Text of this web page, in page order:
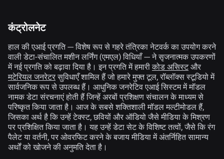
कंट्रोलनेट
हाल की एआई प्रगति — विशेष रूप से गहरे तंत्रिका नेटवर्क का उपयोग करने
वाली डेटा-संचालित मशीन लर्निंग (एमएल) विधियाँ — ने सृजनात्मक उपकरणों
में नई प्रगति को बढ़ावा दिया है। इन प्रगति में हमारीकोड असिस्टऔर
मटेरियल जनरेटरसुविधाएँ शामिल हैं जो हमारे मुफ्त टूल, रॉब्लॉक्स स्टूडियो में
सार्वजनिक रूप से उपलब्ध हैं। आधुनिक जनरेटिव एआई सिस्टम में मॉडल
नामक डेटा संरचनाएं होती हैं जिन्हें अरबों प्रशिक्षण संचालन के माध्यम से
परिष्कृत किया जाता है। आज के सबसे शक्तिशाली मॉडल मल्टीमोडल हैं,
जिसका अर्थ है कि उन्हें टेक्स्ट, छवियों और ऑडियो जैसे मीडिया के मिश्रण
पर प्रशिक्षित किया जाता है। यह उन्हें डेटा सेट के विशिष्ट तत्वों, जैसे कि रंग
पैलेट या वर्तनी, पर ओवरफिट करने के बजाय मीडिया में अंतर्निहित सामान्य
अर्थों को खोजने की अनुमति देता है।